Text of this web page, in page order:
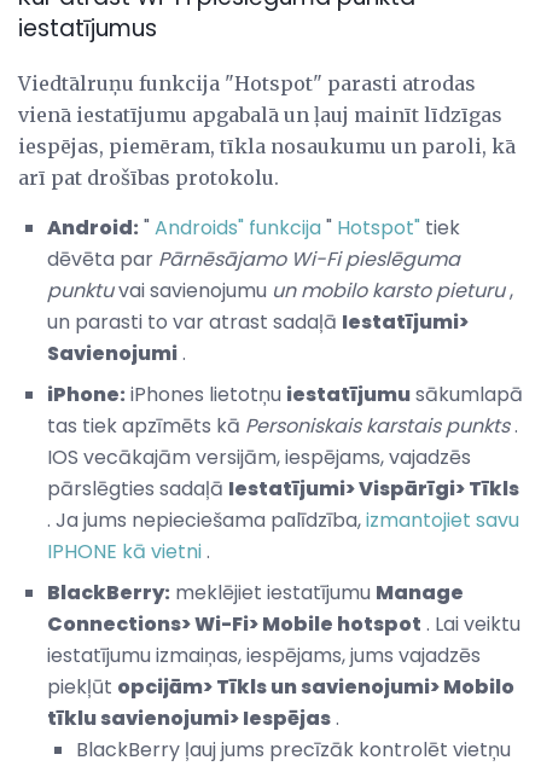
iestatījumus
Viedtālruņu funkcija "Hotspot" parasti atrodas
vienā iestatījumu apgabalā un ļauj mainīt līdzīgas
iespējas, piemēram, tīkla nosaukumu un paroli, kā
arī pat drošības protokolu.
Android: " Androids" funkcija" Hotspot" tiek
dēvēta par Pārnēsājamo Wi-Fi pieslēguma
punktuvai savienojumu un mobilo karsto pieturu,
un parasti to var atrast sadaļā Iestatījumi>
Savienojumi.
iPhone: iPhones lietotņu iestatījumusākumlapā
tas tiek apzīmēts kā Personiskais karstais punkts.
IOS vecākajām versijām, iespējams, vajadzēs
pārslēgties sadaļā Iestatījumi> Vispārīgi> Tīkls
. Ja jums nepieciešama palīdzība,izmantojiet savu
IPHONE kā vietni.
BlackBerry: meklējiet iestatījumu Manage
Connections> Wi-Fi> Mobile hotspot . Lai veiktu
iestatījumu izmaiņas, iespējams, jums vajadzēs
piekļūt opcijām> Tīkls un savienojumi> Mobilo
tīklu savienojumi> Iespējas.
BlackBerry ļauj jums precīzāk kontrolēt vietņu